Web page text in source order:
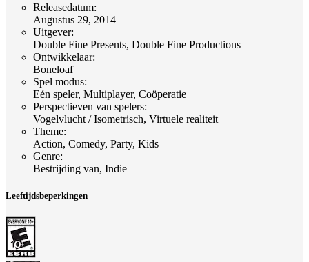
Releasedatum:
Augustus 29, 2014
Uitgever:
Double Fine Presents, Double Fine Productions
Ontwikkelaar:
Boneloaf
Spel modus:
Eén speler, Multiplayer, Coöperatie
Perspectieven van spelers:
Vogelvlucht / Isometrisch, Virtuele realiteit
Theme:
Action, Comedy, Party, Kids
Genre:
Bestrijding van, Indie
Leeftijdsbeperkingen